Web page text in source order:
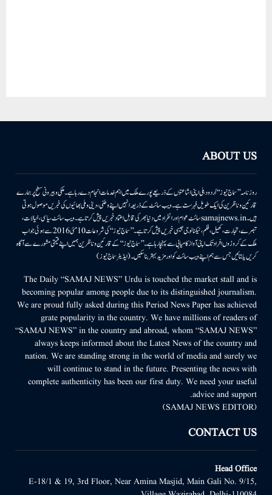
ABOUT US
روزنامہ ’’سماج نیوز‘‘ اُردو دہلی اپنی اشاعتوں کے ذریعے پورے ملک میں اہم خدمات انجام دے رہا ہے۔ ملکی وبیرونی سطح پر ہمارے
قارئین وناظرین کی ایک طویل فہرست ہے۔ ویب سائٹ کے ذریعہ انہیں اپنے وطنی، دینی وملی بھائیوں کی خبریں موصول ہوتی
ہیں۔samajnews.inسائٹ عوام اور انفراد میں دنیا بھر کی قابل اعتماد خبریں پیش کرتا ہے۔ ویب سائٹ سیاسی، خیالات،
تبصرے، تجارت، کھیل، فلم، ٹیکنالوجی جیسی خبریں پیش کرتا ہے۔ ’’سماج نیوز‘‘ کی شروعات 10مئی 2016 سے ہوئی جو اب
ملک کے کروڑوں افراد تک اپنی آواز کامیابی سے پہنچا رہا ہے۔ ’’سماج نیوز‘‘ کے قارئین وناظرین ہمیں اپنے قیمتی مشورے سے آگاہ
کریں یا بتائیں جس سے ہم اپنے ویب سائٹ کو اور مزید بہتر بناسکیں۔ (ایڈیٹر سماج نیوز)
The Daily “SAMAJ NEWS” Urdu is touched the market stall and is
becoming popular among people due to its distinguished journalism.
We are proud fully asked during this Period News Paper has achieved
grate popularity in the country. We have millions of readers of
“SAMAJ NEWS” in the country and abroad, whom “SAMAJ NEWS”
always keeps informed about the Latest News of the country and
nation. We are standing strong in the world of media and surely we
will continue to stand in the future. Presenting the news with
complete authenticity has been our first duty. We need your useful
advice and support.
(SAMAJ NEWS EDITOR)
CONTACT US
Head Office
E-18/1 & 19, 3rd Floor, Near Amina Masjid, Main Gali No. 9/15,